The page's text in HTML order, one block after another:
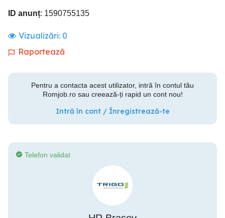
ID anunț: 1590755135
Vizualizări: 0
Raportează
Pentru a contacta acest utilizator, intră în contul tău
Romjob.ro sau creează-ți rapid un cont nou!
Intră în cont / Înregistrează-te
Telefon validat